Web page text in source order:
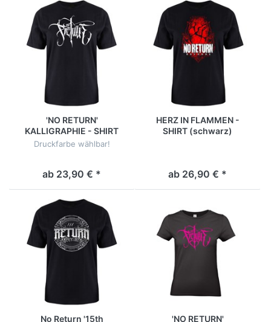
'NO RETURN'
KALLIGRAPHIE - SHIRT
[schwarz]
Druckfarbe wählbar!
ab 23,90 € *
HERZ IN FLAMMEN -
SHIRT (schwarz)
ab 26,90 € *
No Return '15th 'NO RETURN'